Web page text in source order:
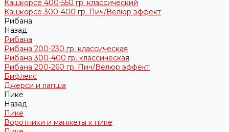
Кашкорсе 400-550 гр. классический
Кашкорсе 300-400 гр. Пич/Велюр эффект
Рибана
Назад
Рибана
Рибана 200-230 гр. классическая
Рибана 300-400 гр. классическая
Рибана 200-260 гр. Пич/Велюр эффект
Бифлекс
Джерси и лапша
Пике
Назад
Пике
Воротники и манжеты к пике